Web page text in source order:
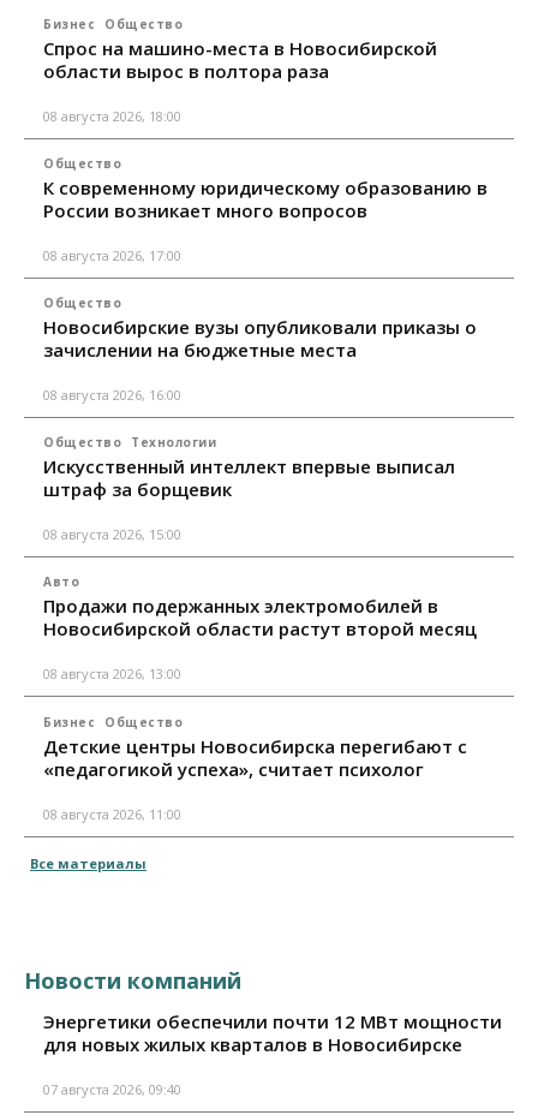
Бизнес Общество
Спрос на машино-места в Новосибирской
области вырос в полтора раза
08 августа 2026, 18:00
Общество
К современному юридическому образованию в
России возникает много вопросов
08 августа 2026, 17:00
Общество
Новосибирские вузы опубликовали приказы о
зачислении на бюджетные места
08 августа 2026, 16:00
Общество Технологии
Искусственный интеллект впервые выписал
штраф за борщевик
08 августа 2026, 15:00
Авто
Продажи подержанных электромобилей в
Новосибирской области растут второй месяц
08 августа 2026, 13:00
Бизнес Общество
Детские центры Новосибирска перегибают с
«педагогикой успеха», считает психолог
08 августа 2026, 11:00
Все материалы
Новости компаний
Энергетики обеспечили почти 12 МВт мощности
для новых жилых кварталов в Новосибирске
07 августа 2026, 09:40